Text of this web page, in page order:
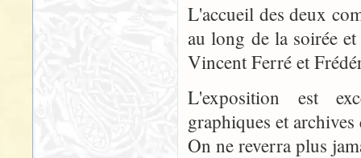
L'accueil des deux
au long de la soirée
Vincent Ferré et
L'exposition est
graphiques et
On ne reverra plus